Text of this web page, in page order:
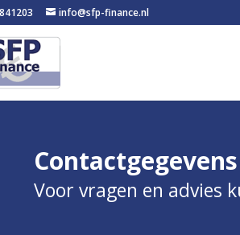
info@sfp-finance.nl
Contactgegevens
Voor vragen en advies